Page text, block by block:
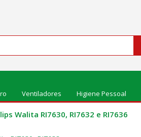
Ventiladores Higiene Pessoal
Walita RI7630, RI7632 e RI7636